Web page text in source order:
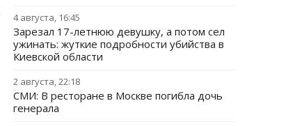
4 августа, 16:45
Зарезал 17-летнюю девушку, а потом сел
ужинать: жуткие подробности убийства в
Киевской области
2 августа, 22:18
СМИ: В ресторане в Москве погибла дочь
генерала